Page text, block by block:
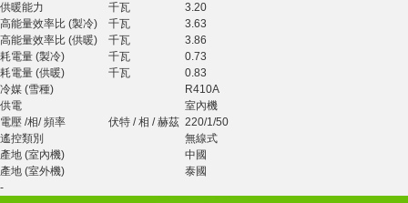
供暖能力
千瓦
3.20
高能量效率比 (製冷)
千瓦
3.63
高能量效率比 (供暖)
千瓦
3.86
耗電量 (製冷)
千瓦
0.73
耗電量 (供暖)
千瓦
0.83
冷媒 (雪種)
R410A
供電
室內機
電壓 /相/ 頻率
伏特 / 相 / 赫茲 220/1/50
遙控類別
無線式
產地 (室內機)
中國
產地 (室外機)
泰國
-